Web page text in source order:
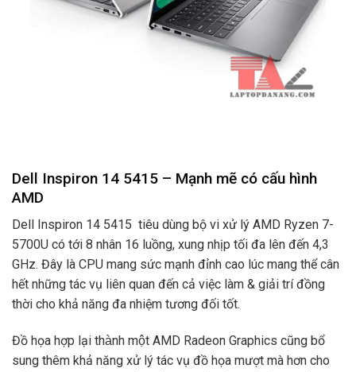
Dell Inspiron 14 5415 – Mạnh mẽ có cấu hình
AMD
Dell Inspiron 14 5415 tiêu dùng bộ vi xử lý AMD Ryzen 7-
5700U có tới 8 nhân 16 luồng, xung nhịp tối đa lên đến 4,3
GHz. Đây là CPU mang sức mạnh đỉnh cao lúc mang thể cân
hết những tác vụ liên quan đến cả việc làm & giải trí đồng
thời cho khả năng đa nhiệm tương đối tốt.
Đồ họa hợp lại thành một AMD Radeon Graphics cũng bổ
sung thêm khả năng xử lý tác vụ đồ họa mượt mà hơn cho